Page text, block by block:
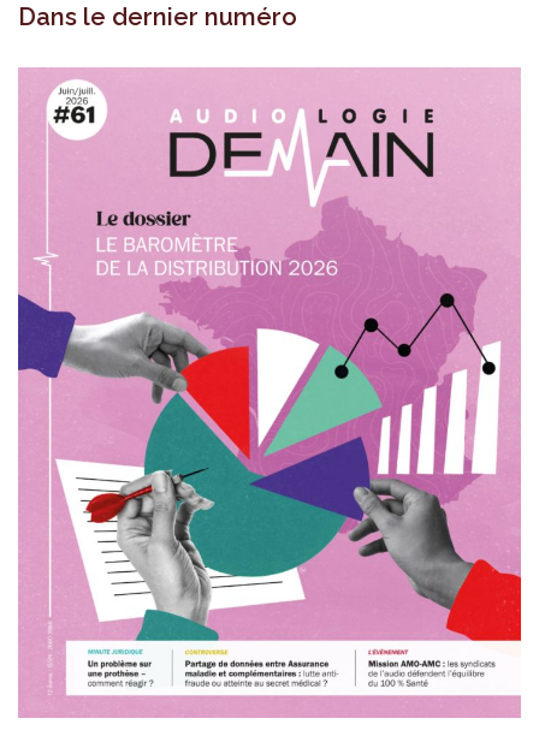
Dans le dernier numéro